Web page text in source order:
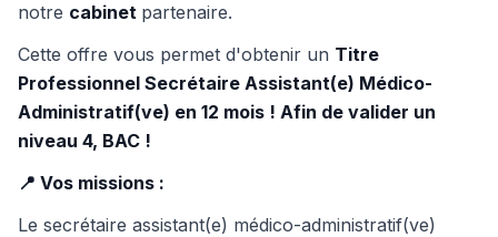
notre cabinet partenaire.
Cette offre vous permet d'obtenir un Titre
Professionnel Secrétaire Assistant(e) Médico-
Administratif(ve) en 12 mois ! Afin de valider un
niveau 4, BAC !
📍 Vos missions :
Le secrétaire assistant(e) médico-administratif(ve)